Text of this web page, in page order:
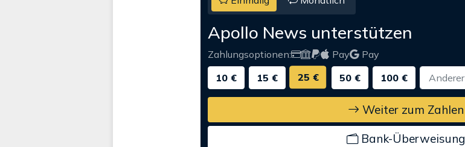
Apollo News unterstützen
Zahlungsoptionen: Pay
Pay
10 €
15 € 25 € 50 € 100 €
Weiter zum Zahlen
Bank-Überweisung